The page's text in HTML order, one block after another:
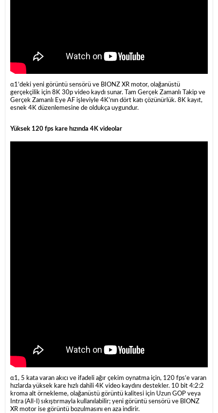
α1’deki yeni görüntü sensörü ve BIONZ XR motor, olağanüstü
gerçekçilik için 8K 30p video kaydı sunar. Tam Gerçek Zamanlı Takip ve
Gerçek Zamanlı Eye AF işleviyle 4K’nın dört katı çözünürlük. 8K kayıt,
esnek 4K düzenlemesine de oldukça uygundur.
Yüksek 120 fps kare hızında 4K videolar
α1, 5 kata varan akıcı ve ifadeli ağır çekim oynatma için, 120 fps’e varan
hızlarda yüksek kare hızlı dahili 4K video kaydını destekler. 10 bit 4:2:2
kroma alt örnekleme, olağanüstü görüntü kalitesi için Uzun GOP veya
Intra (All-I) sıkıştırmayla kullanılabilir; yeni görüntü sensörü ve BIONZ
XR motor ise görüntü bozulmasını en aza indirir.